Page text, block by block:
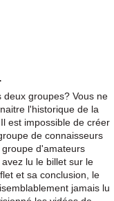
deux groupes? Vous ne
l'historique de la
est impossible de créer
de connaisseurs
d'amateurs
lu le billet sur le
et sa conclusion, le
jamais lu